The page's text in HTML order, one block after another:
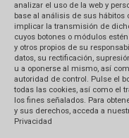
Podés
banco, por
tu
El tiempo
48 y 72 h
analizar el uso de la web y
base al análisis de sus hábitos
implicar la transmisión de
cuyos botones o módulos
y otros propios de su
datos, su rectificación,
u a oponerse al mismo, así
autoridad de control. Pulse el
todas las cookies, así como el
los fines señalados. Para
y sus derechos, acceda a
Privacidad